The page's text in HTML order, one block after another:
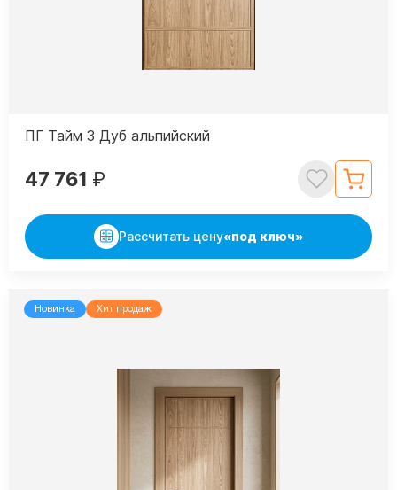
ПГ Тайм 3 Дуб альпийский
47 761 ₽
Рассчитать цену«под ключ»
Новинка Хит продаж